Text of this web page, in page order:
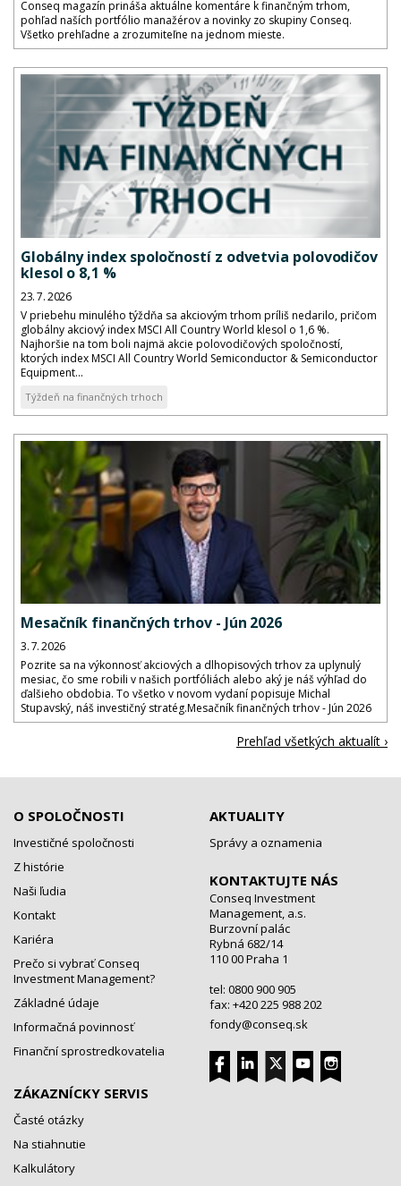
Conseq magazín prináša aktuálne komentáre k finančným trhom,
pohľad naších portfólio manažérov a novinky zo skupiny Conseq.
Všetko prehľadne a zrozumiteľne na jednom mieste.
Globálny index spoločností z odvetvia polovodičov
klesol o 8,1 %
23. 7. 2026
V priebehu minulého týždňa sa akciovým trhom príliš nedarilo, pričom
globálny akciový index MSCI All Country World klesol o 1,6 %.
Najhoršie na tom boli najmä akcie polovodičových spoločností,
ktorých index MSCI All Country World Semiconductor & Semiconductor
Equipment...
Týždeň na finančných trhoch
Mesačník finančných trhov - Jún 2026
3. 7. 2026
Pozrite sa na výkonnosť akciových a dlhopisových trhov za uplynulý
mesiac, čo sme robili v našich portfóliách alebo aký je náš výhľad do
ďalšieho obdobia. To všetko v novom vydaní popisuje Michal
Stupavský, náš investičný stratég.Mesačník finančných trhov - Jún 2026
Prehľad všetkých aktualít ›
O SPOLOČNOSTI
Investičné spoločnosti
Z histórie
Naši ľudia
Kontakt
Kariéra
Prečo si vybrať Conseq
Investment Management?
Základné údaje
Informačná povinnosť
Finanční sprostredkovatelia
ZÁKAZNÍCKY SERVIS
Časté otázky
Na stiahnutie
Kalkulátory
AKTUALITY
Správy a oznamenia
KONTAKTUJTE NÁS
Conseq Investment
Management, a.s.
Burzovní palác
Rybná 682/14
110 00 Praha 1
tel: 0800 900 905
fax: +420 225 988 202
fondy@conseq.sk